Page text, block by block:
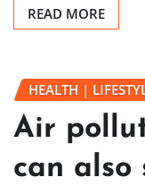
READ MORE
HEALTH |
Air
can also